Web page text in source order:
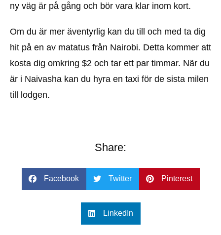
ny väg är på gång och bör vara klar inom kort.
Om du är mer äventyrlig kan du till och med ta dig
hit på en av matatus från Nairobi. Detta kommer att
kosta dig omkring $2 och tar ett par timmar. När du
är i Naivasha kan du hyra en taxi för de sista milen
till lodgen.
Share:
Facebook Twitter Pinterest
LinkedIn